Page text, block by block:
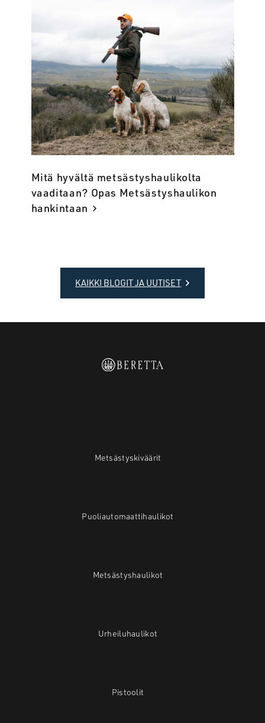
Mitä hyvältä metsästyshaulikolta
vaaditaan? Opas Metsästyshaulikon
hankintaan
KAIKKI BLOGIT JA UUTISET
Metsästyskiväärit
Puoliautomaattihaulikot
Metsästyshaulikot
Urheiluhaulikot
Pistoolit